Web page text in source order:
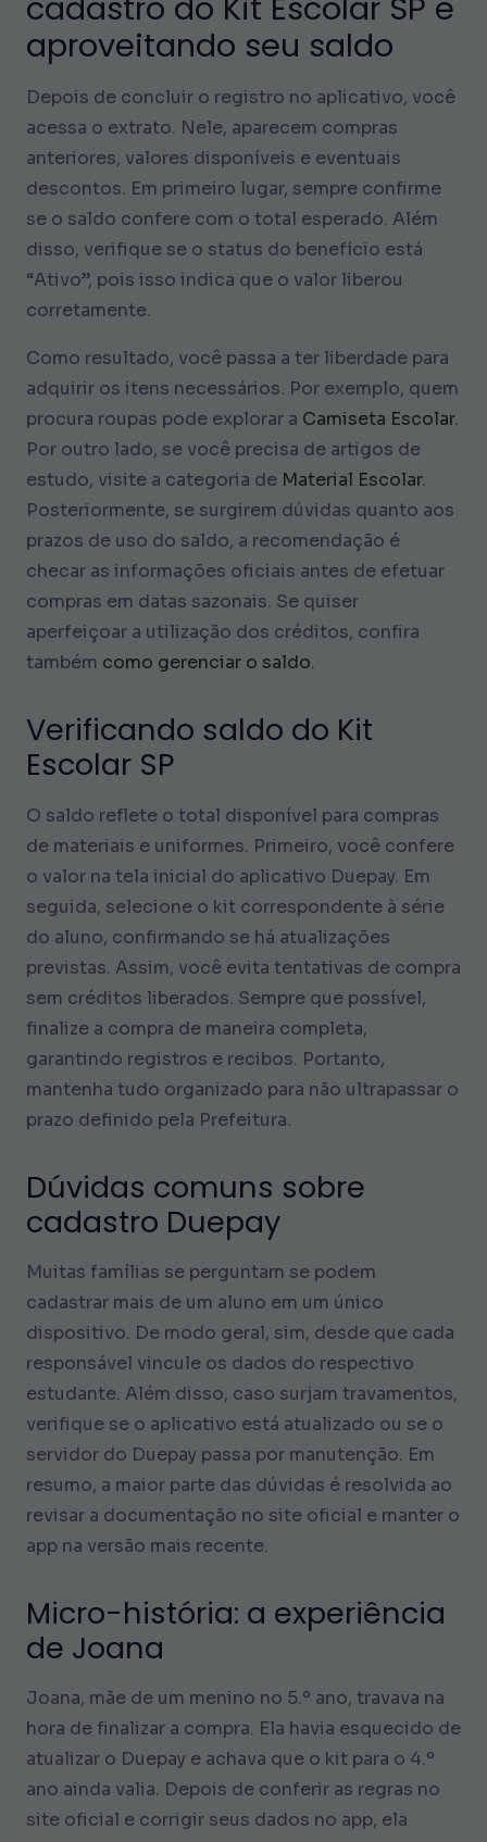
cadastro do Kit Escolar SP e
aproveitando seu saldo
Depois de concluir o registro no aplicativo, você
acessa o extrato. Nele, aparecem compras
anteriores, valores disponíveis e eventuais
descontos. Em primeiro lugar, sempre confirme
se o saldo confere com o total esperado. Além
disso, verifique se o status do benefício está
“Ativo”, pois isso indica que o valor liberou
corretamente.
Como resultado, você passa a ter liberdade para
adquirir os itens necessários. Por exemplo, quem
procura roupas pode explorar a Camiseta Escolar.
Por outro lado, se você precisa de artigos de
estudo, visite a categoria de Material Escolar.
Posteriormente, se surgirem dúvidas quanto aos
prazos de uso do saldo, a recomendação é
checar as informações oficiais antes de efetuar
compras em datas sazonais. Se quiser
aperfeiçoar a utilização dos créditos, confira
também como gerenciar o saldo.
Verificando saldo do Kit
Escolar SP
O saldo reflete o total disponível para compras
de materiais e uniformes. Primeiro, você confere
o valor na tela inicial do aplicativo Duepay. Em
seguida, selecione o kit correspondente à série
do aluno, confirmando se há atualizações
previstas. Assim, você evita tentativas de compra
sem créditos liberados. Sempre que possível,
finalize a compra de maneira completa,
garantindo registros e recibos. Portanto,
mantenha tudo organizado para não ultrapassar o
prazo definido pela Prefeitura.
Dúvidas comuns sobre
cadastro Duepay
Muitas famílias se perguntam se podem
cadastrar mais de um aluno em um único
dispositivo. De modo geral, sim, desde que cada
responsável vincule os dados do respectivo
estudante. Além disso, caso surjam travamentos,
verifique se o aplicativo está atualizado ou se o
servidor do Duepay passa por manutenção. Em
resumo, a maior parte das dúvidas é resolvida ao
revisar a documentação no site oficial e manter o
app na versão mais recente.
Micro-história: a experiência
de Joana
Joana, mãe de um menino no 5.º ano, travava na
hora de finalizar a compra. Ela havia esquecido de
atualizar o Duepay e achava que o kit para o 4.º
ano ainda valia. Depois de conferir as regras no
site oficial e corrigir seus dados no app, ela